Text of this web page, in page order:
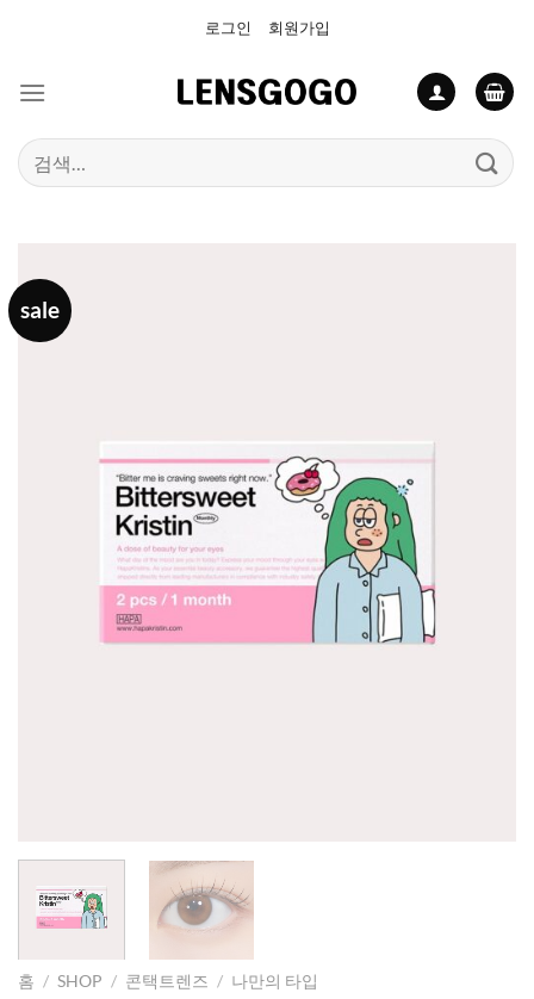
로그인 회원가입
검
색:
sale
홈 / SHOP / 콘택트렌즈 / 나만의 타입